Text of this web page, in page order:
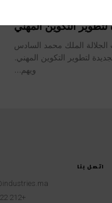
لتطوير التكوين المهني
الملك محمد السادس
لتطوير التكوين المهني.
ويهم...
اتصل بنا
+212 522 260451